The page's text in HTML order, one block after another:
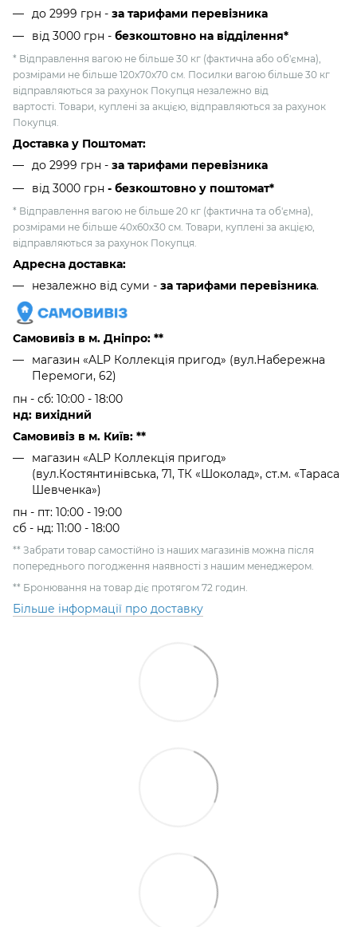
до 2999 грн - за тарифами перевізника
від 3000 грн - безкоштовно на відділення*
* Відправлення вагою не більше 30 кг (фактична або об'ємна),
розмірами не більше 120х70х70 см. Посилки вагою більше 30 кг
відправляються за рахунок Покупця незалежно від
вартості. Товари, куплені за акцією, відправляються за рахунок
Покупця.
Доставка у Поштомат:
до 2999 грн - за тарифами перевізника
від 3000 грн - безкоштовно у поштомат*
* Відправлення вагою не більше 20 кг (фактична та об'ємна),
розмірами не більше 40х60х30 см. Товари, куплені за акцією,
відправляються за рахунок Покупця.
Адресна доставка:
незалежно від суми - за тарифами перевізника.
Самовивіз в м. Дніпро: **
магазин «ALP Коллекція пригод» (вул.Набережна
Перемоги, 62)
пн - сб: 10:00 - 18:00
нд: вихідний
Самовивіз в м. Київ: **
магазин «ALP Коллекція пригод»
(вул.Костянтинівська, 71, ТК «Шоколад», ст.м. «Тараса
Шевченка»)
пн - пт: 10:00 - 19:00
сб - нд: 11:00 - 18:00
** Забрати товар самостійно із наших магазинів можна після
попереднього погодження наявності з нашим менеджером.
** Бронювання на товар діє протягом 72 годин.
Більше інформації про доставку